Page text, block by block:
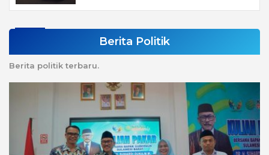
Berita Politik
Berita politik terbaru.